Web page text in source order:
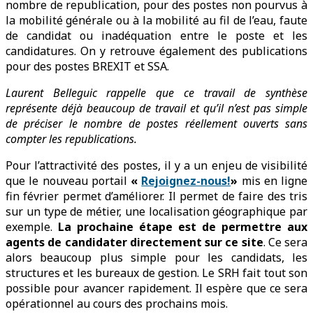
nombre de republication, pour des postes non pourvus à
la mobilité générale ou à la mobilité au fil de l’eau, faute
de candidat ou inadéquation entre le poste et les
candidatures. On y retrouve également des publications
pour des postes BREXIT et SSA.
Laurent Belleguic rappelle que ce travail de synthèse
représente déjà beaucoup de travail et qu’il n’est pas simple
de préciser le nombre de postes réellement ouverts sans
compter les republications.
Pour l’attractivité des postes, il y a un enjeu de visibilité
que le nouveau portail « Rejoignez-nous!» mis en ligne
fin février permet d’améliorer. Il permet de faire des tris
sur un type de métier, une localisation géographique par
exemple. La prochaine étape est de permettre aux
agents de candidater directement sur ce site. Ce sera
alors beaucoup plus simple pour les candidats, les
structures et les bureaux de gestion. Le SRH fait tout son
possible pour avancer rapidement. Il espère que ce sera
opérationnel au cours des prochains mois.